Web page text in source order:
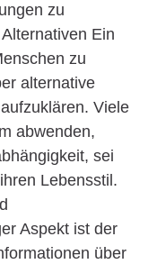
zu
Ein
zu
alternative
Viele
abwenden,
sei
Lebensstil.
Aspekt ist der
über